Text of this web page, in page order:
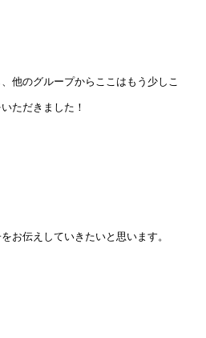
他のグループからここはもう少しこ
ただきました！
お伝えしていきたいと思います。